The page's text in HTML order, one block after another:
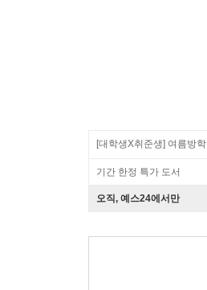
[대학생X취준생] 여름방학
기간 한정 특가 도서
오직, 예스24에서만